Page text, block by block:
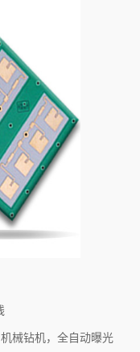
械钻机，全自动曝光